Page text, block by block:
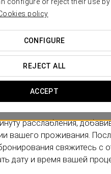
policy
CONFIGURE
REJECT ALL
ACCEPT
50 мин
в нижней части тела и
активности.
и растяжку,
после нагрузки и
расслабления,
вашего проживания.
свяжитесь с
дату и время вашей